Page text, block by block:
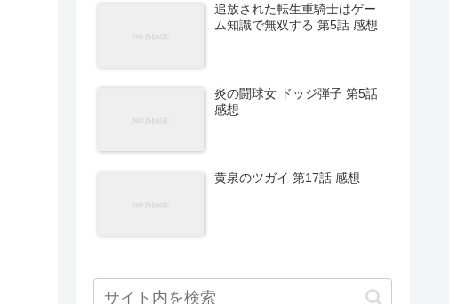
追放された転生重騎士はゲー
ム知識で無双する 第5話 感想
炎の闘球女 ドッジ弾子 第5話
感想
黄泉のツガイ 第17話 感想